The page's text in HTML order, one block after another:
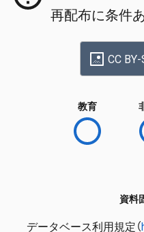
再配布に条件
CC BY-
教育
資料
データベース利用規定（